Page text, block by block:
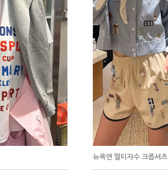
뉴욕앤 멀티자수 크롭셔츠